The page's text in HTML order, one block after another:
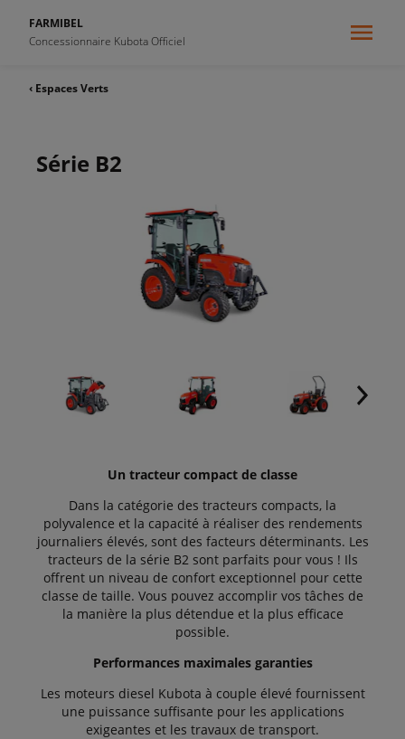
FARMIBEL
Concessionnaire Kubota Officiel
‹ Espaces Verts
Série B2
Un tracteur compact de classe
Dans la catégorie des tracteurs compacts, la
polyvalence et la capacité à réaliser des rendements
journaliers élevés, sont des facteurs déterminants. Les
tracteurs de la série B2 sont parfaits pour vous ! Ils
offrent un niveau de confort exceptionnel pour cette
classe de taille. Vous pouvez accomplir vos tâches de
la manière la plus détendue et la plus efficace
possible.
Performances maximales garanties
Les moteurs diesel Kubota à couple élevé fournissent
une puissance suffisante pour les applications
exigeantes et les travaux de transport.